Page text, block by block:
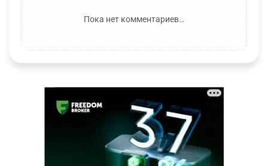
Пока нет комментариев…